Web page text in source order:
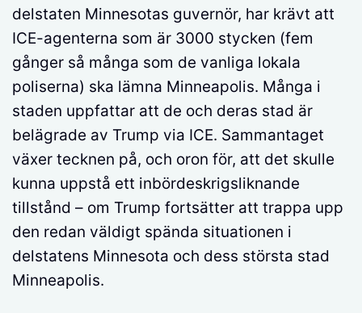
delstaten Minnesotas guvernör, har krävt att
ICE-agenterna som är 3000 stycken (fem
gånger så många som de vanliga lokala
poliserna) ska lämna Minneapolis. Många i
staden uppfattar att de och deras stad är
belägrade av Trump via ICE. Sammantaget
växer tecknen på, och oron för, att det skulle
kunna uppstå ett inbördeskrigsliknande
tillstånd – om Trump fortsätter att trappa upp
den redan väldigt spända situationen i
delstatens Minnesota och dess största stad
Minneapolis.